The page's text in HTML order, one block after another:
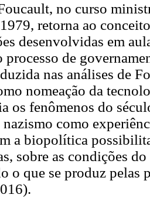
no curso
retorna ao
desenvolvidas em
processo de
nas análises de
nomeação da
os fenômenos do
como
a biopolítica
sobre as condições
o que se produz pelas